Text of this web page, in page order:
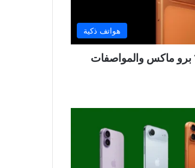
هواتف ذكية
سعر آيفون 17 برو ماكس والمواصفات